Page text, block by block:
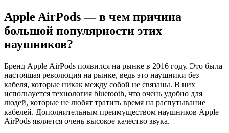
Apple AirPods — в чем причина
большой популярности этих
наушников?
Бренд Apple AirPods появился на рынке в 2016 году. Это была
настоящая революция на рынке, ведь это наушники без
кабеля, которые никак между собой не связаны. В них
используется технология bluetooth, что очень удобно для
людей, которые не любят тратить время на распутывание
кабелей. Дополнительным преимуществом наушников Apple
AirPods является очень высокое качество звука.